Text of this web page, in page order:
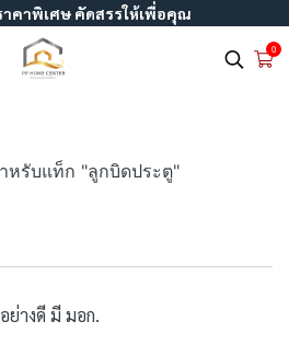
คาพิเศษ คัดสรรให้เพื่อคุณ
0
หรับแท็ก "ลูกบิดประตู"
ย่างดี มี มอก.